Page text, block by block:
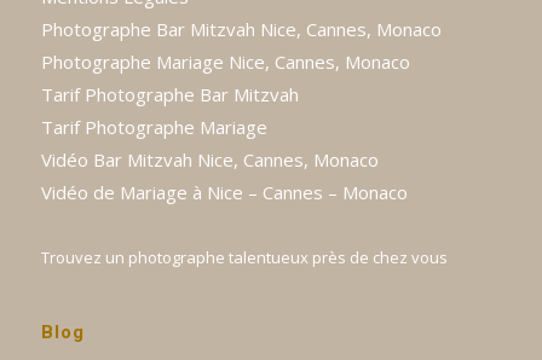
Photographe Bar Mitzvah Nice, Cannes, Monaco
Photographe Mariage Nice, Cannes, Monaco
Tarif Photographe Bar Mitzvah
Tarif Photographe Mariage
Vidéo Bar Mitzvah Nice, Cannes, Monaco
Vidéo de Mariage à Nice – Cannes – Monaco
Trouvez un photographe talentueux près de chez vous
Blog